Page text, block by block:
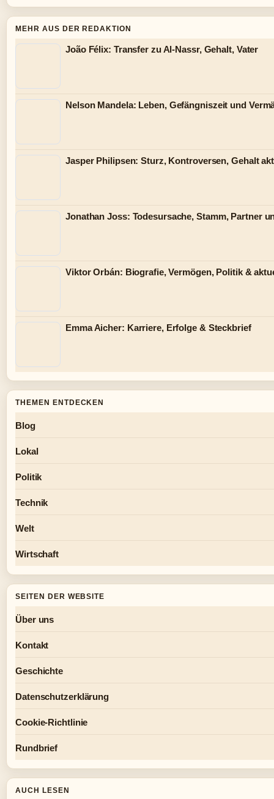
MEHR AUS DER REDAKTION
João Félix: Transfer zu Al-Nassr, Gehalt, Vater
Nelson Mandela: Leben, Gefängniszeit und
Jasper Philipsen: Sturz, Kontroversen, Gehalt
Jonathan Joss: Todesursache, Stamm, Partner
Viktor Orbán: Biografie, Vermögen, Politik &
Emma Aicher: Karriere, Erfolge & Steckbrief
THEMEN ENTDECKEN
Blog
Lokal
Politik
Technik
Welt
Wirtschaft
SEITEN DER WEBSITE
Über uns
Kontakt
Geschichte
Datenschutzerklärung
Cookie-Richtlinie
Rundbrief
AUCH LESEN